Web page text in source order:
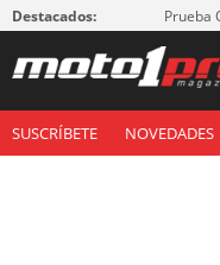
Destacados: Prueba
SUSCRÍBETE NOVEDADES